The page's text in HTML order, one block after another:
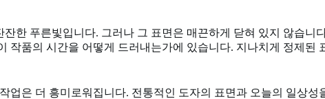
한 푸른빛입니다. 그러나 그 표면은 매끈하게 닫혀 있지 않습니
작품의 시간을 어떻게 드러내는가에 있습니다. 지나치게 정제된
업은 더 흥미로워집니다. 전통적인 도자의 표면과 오늘의 일상